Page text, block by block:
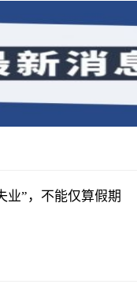
业”，不能仅算假期